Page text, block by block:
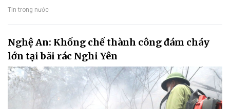
Tin trong nước
Nghệ An: Khống chế thành công đám cháy
lớn tại bãi rác Nghi Yên